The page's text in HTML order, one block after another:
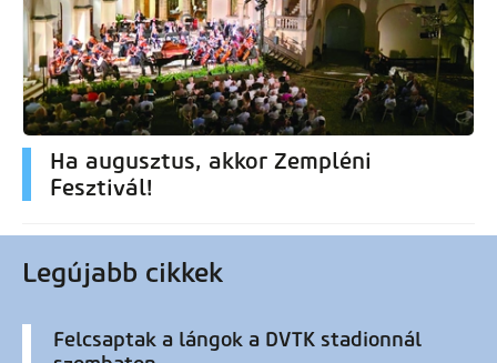
Ha augusztus, akkor Zempléni
Fesztivál!
Legújabb cikkek
Felcsaptak a lángok a DVTK stadionnál